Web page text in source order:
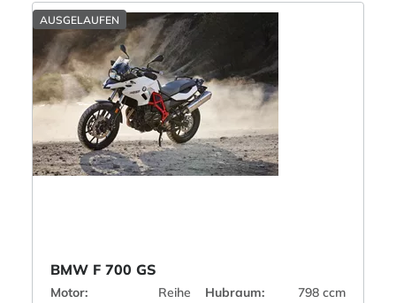
AUSGELAUFEN
BMW F 700 GS
Motor: Reihe Hubraum:
798 ccm